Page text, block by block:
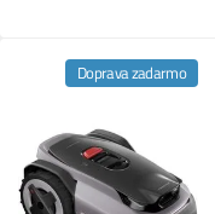
Doprava zadarmo